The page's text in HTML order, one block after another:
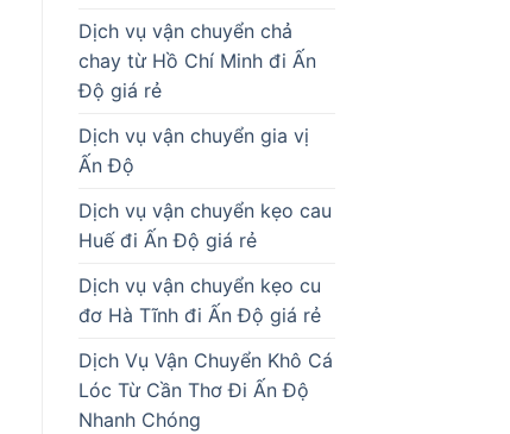
Dịch vụ vận chuyển chả
chay từ Hồ Chí Minh đi Ấn
Độ giá rẻ
Dịch vụ vận chuyển gia vị
Ấn Độ
Dịch vụ vận chuyển kẹo cau
Huế đi Ấn Độ giá rẻ
Dịch vụ vận chuyển kẹo cu
đơ Hà Tĩnh đi Ấn Độ giá rẻ
Dịch Vụ Vận Chuyển Khô Cá
Lóc Từ Cần Thơ Đi Ấn Độ
Nhanh Chóng